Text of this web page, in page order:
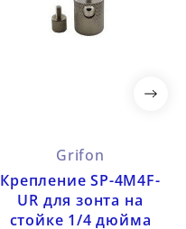
Grifon
Крепление SP-4M4F-
UR для зонта на
стойке 1/4 дюйма